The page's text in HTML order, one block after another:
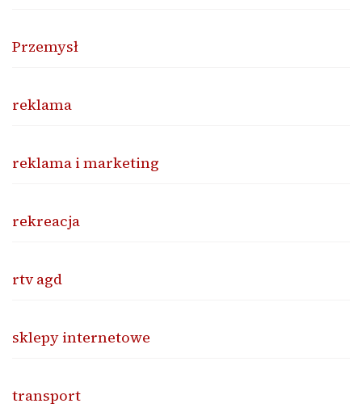
Przemysł
reklama
reklama i marketing
rekreacja
rtv agd
sklepy internetowe
transport